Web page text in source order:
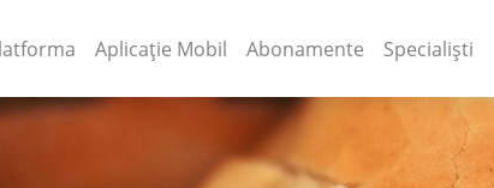
(current)
Aplicație Mobil (current)
Abonamente Specialiști